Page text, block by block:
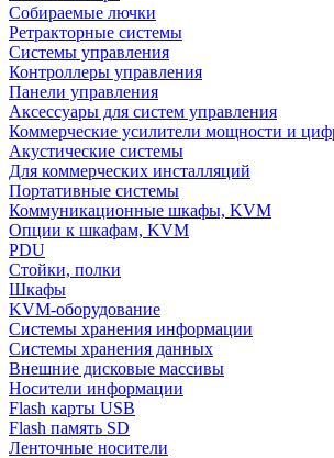
Собираемые лючки
Ретракторные системы
Системы управления
Контроллеры управления
Панели управления
Аксессуары для систем управления
Коммерческие усилители мощности и
Акустические системы
Для коммерческих инсталляций
Портативные системы
Коммуникационные шкафы, KVM
Опции к шкафам, KVM
PDU
Стойки, полки
Шкафы
KVM-оборудование
Системы хранения информации
Системы хранения данных
Внешние дисковые массивы
Носители информации
Flash карты USB
Flash память SD
Ленточные носители